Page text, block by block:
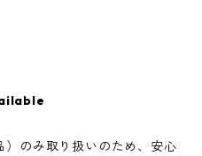
のみ取り扱いのため、安心